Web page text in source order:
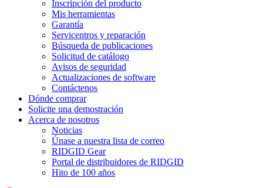
Inscripción del producto
Mis herramientas
Garantía
Servicentros y reparación
Búsqueda de publicaciones
Solicitud de catálogo
Avisos de seguridad
Actualizaciones de software
Contáctenos
Dónde comprar
Solicite una demostración
Acerca de nosotros
Noticias
Únase a nuestra lista de correo
RIDGID Gear
Portal de distribuidores de RIDGID
Hito de 100 años